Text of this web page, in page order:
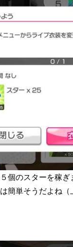
個のスターを稼
簡単そうだよね（